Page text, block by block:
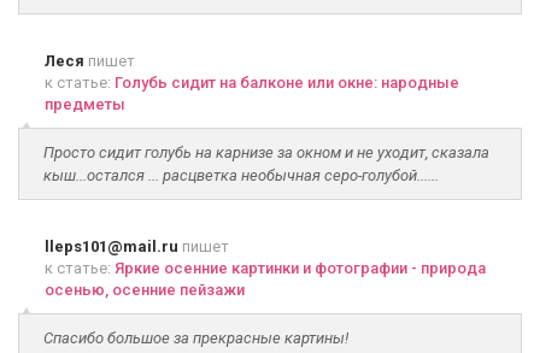
Леся пишет
к статье: Голубь сидит на балконе или окне: народные
предметы
Просто сидит голубь на карнизе за окном и не уходит, сказала
кыш...остался ... расцветка необычная серо-голубой......
lleps101@mail.ru пишет
к статье: Яркие осенние картинки и фотографии - природа
осенью, осенние пейзажи
Спасибо большое за прекрасные картины!